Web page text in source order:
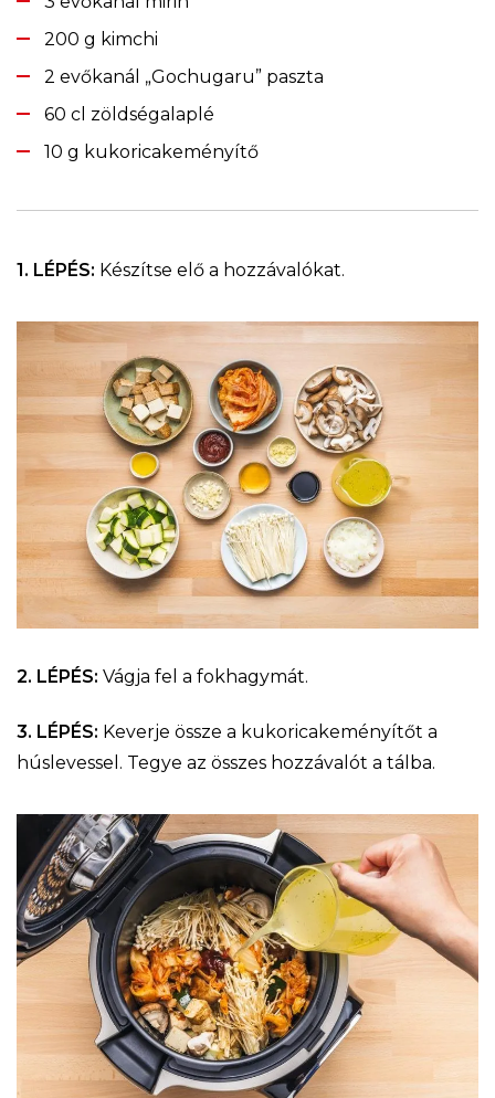
200 g kimchi
2 evőkanál „Gochugaru” paszta
60 cl zöldségalaplé
10 g kukoricakeményítő
1. LÉPÉS: Készítse elő a hozzávalókat.
2. LÉPÉS: Vágja fel a fokhagymát.
3. LÉPÉS: Keverje össze a kukoricakeményítőt a
húslevessel. Tegye az összes hozzávalót a tálba.